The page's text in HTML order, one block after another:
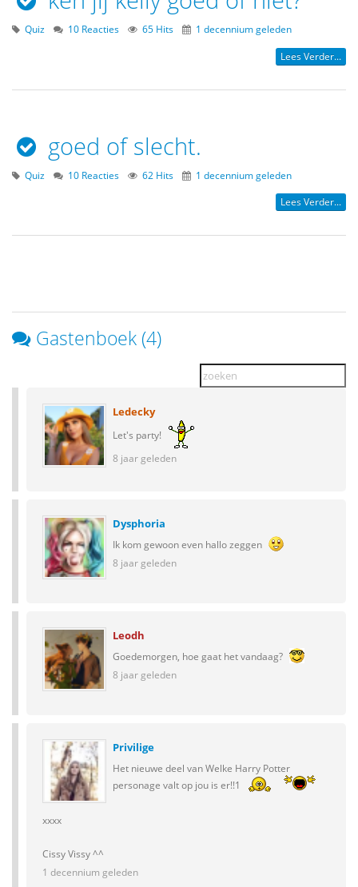
Quiz 10 Reacties 65 Hits 1 decennium geleden
Lees Verder...
goed of slecht.
Quiz 10 Reacties 62 Hits 1 decennium geleden
Lees Verder...
Gastenboek (4)
Ledecky
Let's party!
8 jaar geleden
Dysphoria
Ik kom gewoon even hallo zeggen
8 jaar geleden
Leodh
Goedemorgen, hoe gaat het vandaag?
8 jaar geleden
Privilige
Het nieuwe deel van Welke Harry Potter
personage valt op jou is er!!1
xxxx
Cissy Vissy ^^
1 decennium geleden